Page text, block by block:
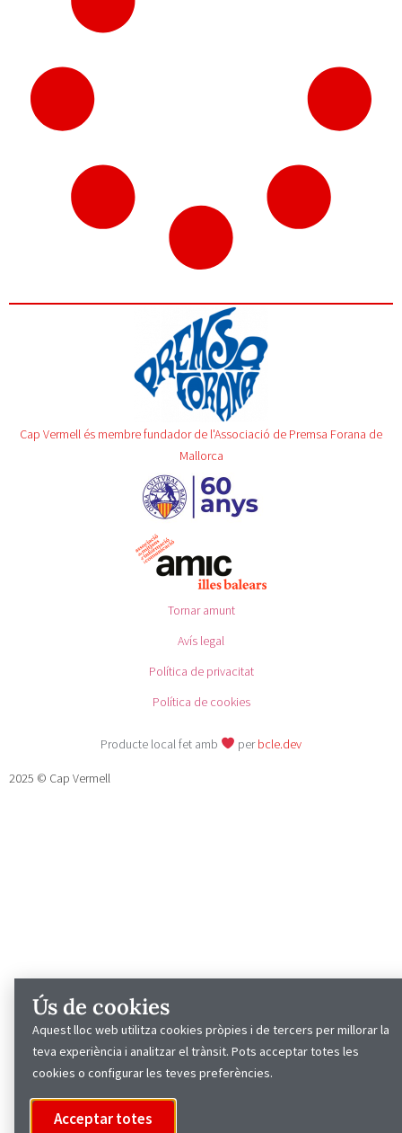
Cap Vermell és membre fundador de l'Associació de Premsa Forana de
Mallorca
Tornar amunt
Avís legal
Política de privacitat
Política de cookies
Producte local fet amb perbcle.dev
2025 © Cap Vermell
Ús de cookies
Aquest lloc web utilitza cookies pròpies i de tercers per millorar la
teva experiència i analitzar el trànsit. Pots acceptar totes les
cookies o configurar les teves preferències.
Acceptar totes